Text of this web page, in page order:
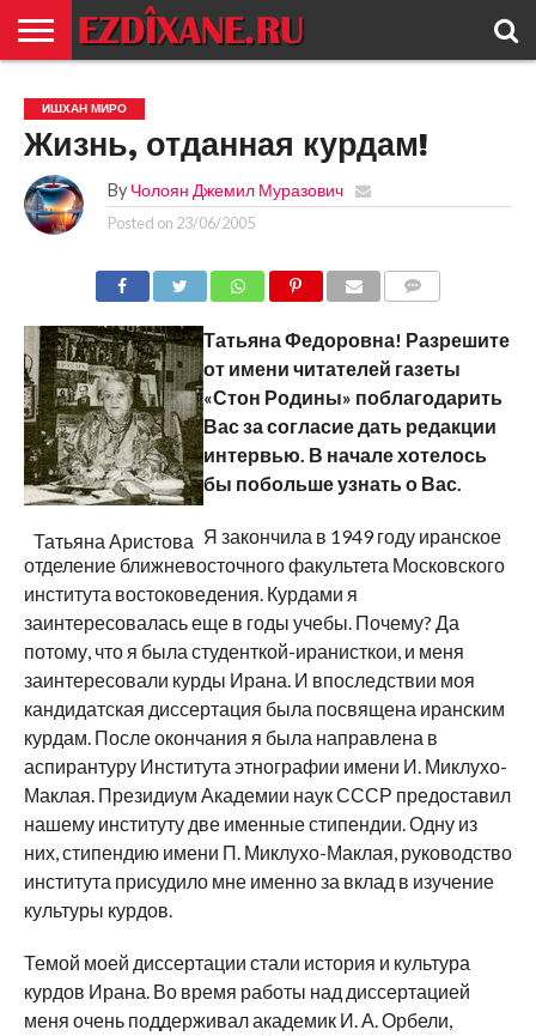
ЕЗИДИЗМ
НОВОСТИ
ИСТОРИЯ
КУЛЬТУРА
КОНТАКТ
ИШХАН МИРО
Жизнь, отданная курдам!
By Чолоян Джемил Муразович
Posted on 23/06/2005
Татьяна Аристова
Татьяна Федоровна! Разрешите
от имени читателей газеты
«Стон Родины» поблагодарить
Вас за согласие дать редакции
интервью. В начале хотелось
бы побольше узнать о Вас.
Я закончила в 1949 году иранское
отделение ближневосточного факультета Московского
института востоковедения. Курдами я
заинтересовалась еще в годы учебы. Почему? Да
потому, что я была студенткой-иранисткои, и меня
заинтересовали курды Ирана. И впоследствии моя
кандидатская диссертация была посвящена иранским
курдам. После окончания я была направлена в
аспирантуру Института этнографии имени И. Миклухо-
Маклая. Президиум Академии наук СССР предоставил
нашему институту две именные стипендии. Одну из
них, стипендию имени П. Миклухо-Маклая, руководство
института присудило мне именно за вклад в изучение
культуры курдов.
Темой моей диссертации стали история и культура
курдов Ирана. Во время работы над диссертацией
меня очень поддерживал академик И. А. Орбели,